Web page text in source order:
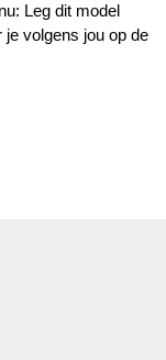
Leg dit model
volgens jou op de